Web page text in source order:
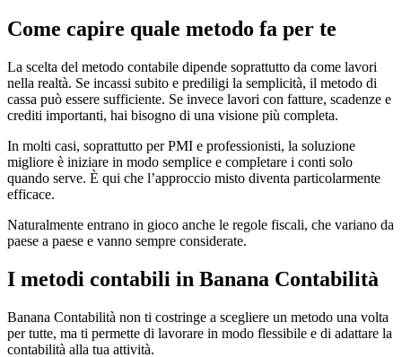
Come capire quale metodo fa per te
La scelta del metodo contabile dipende soprattutto da come lavori
nella realtà. Se incassi subito e prediligi la semplicità, il metodo di
cassa può essere sufficiente. Se invece lavori con fatture, scadenze e
crediti importanti, hai bisogno di una visione più completa.
In molti casi, soprattutto per PMI e professionisti, la soluzione
migliore è iniziare in modo semplice e completare i conti solo
quando serve. È qui che l’approccio misto diventa particolarmente
efficace.
Naturalmente entrano in gioco anche le regole fiscali, che variano da
paese a paese e vanno sempre considerate.
I metodi contabili in Banana Contabilità
Banana Contabilità non ti costringe a scegliere un metodo una volta
per tutte, ma ti permette di lavorare in modo flessibile e di adattare la
contabilità alla tua attività.